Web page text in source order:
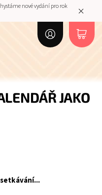
nové vydání pro rok
JAKO